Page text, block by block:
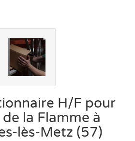
H/F pour
de la Flamme à
lès-Metz (57)